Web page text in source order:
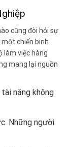
cũng đòi hỏi sự
chiến binh
làm việc hàng
mang lại nguồn
năng không
Những người